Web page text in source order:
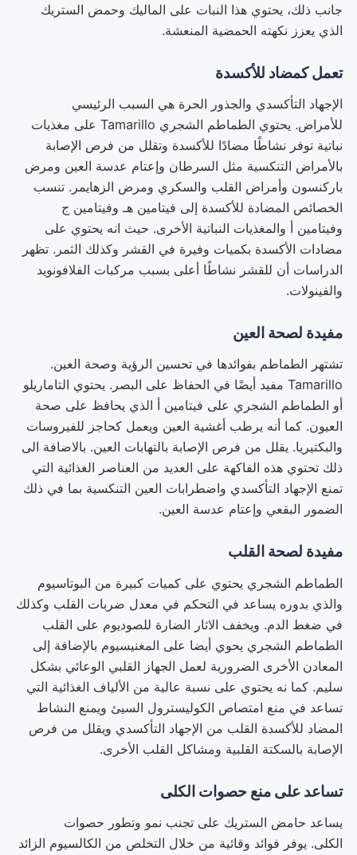
جانب ذلك، يحتوي هذا النبات على الماليك وحمض الستريك
الذي يعزز نكهته الحمضية المنعشة.
تعمل كمضاد للأكسدة
الإجهاد التأكسدي والجذور الحرة هي السبب الرئيسي
للأمراض. يحتوي الطماطم الشجري Tamarillo على مغذيات
نباتية توفر نشاطًا مضادًا للأكسدة وتقلل من فرص الإصابة
بالأمراض التنكسية مثل السرطان وإعتام عدسة العين ومرض
باركنسون وأمراض القلب والسكري ومرض الزهايمر. تنسب
الخصائص المضادة للأكسدة إلى فيتامين هـ وفيتامين ج
وفيتامين أ والمغذيات النباتية الأخرى. حيث انه يحتوي على
مضادات الأكسدة بكميات وفيرة في القشر وكذلك الثمر. تظهر
الدراسات أن للقشر نشاطًا أعلى بسبب مركبات الفلافونويد
والفينولات.
مفيدة لصحة العين
تشتهر الطماطم بفوائدها في تحسين الرؤية وصحة العين.
Tamarillo مفيد أيضًا في الحفاظ على البصر. يحتوي التاماريلو
أو الطماطم الشجري على فيتامين أ الذي يحافظ على صحة
العيون. كما أنه يرطب أغشية العين ويعمل كحاجز للفيروسات
والبكتيريا. يقلل من فرص الإصابة بالتهابات العين. بالاضافة الى
ذلك تحتوي هذه الفاكهة على العديد من العناصر الغذائية التي
تمنع الإجهاد التأكسدي واضطرابات العين التنكسية بما في ذلك
الضمور البقعي وإعتام عدسة العين.
مفيدة لصحة القلب
الطماطم الشجري يحتوي على كميات كبيرة من البوتاسيوم
والذي بدوره يساعد في التحكم في معدل ضربات القلب وكذلك
في ضغط الدم. ويخفف الاثار الضارة للصوديوم على القلب
الطماطم الشجري يحوي أيضا على المغنيسيوم بالإضافة إلى
المعادن الأخرى الضرورية لعمل الجهاز القلبي الوعائي بشكل
سليم. كما نه يحتوي على نسبة عالية من الألياف الغذائية التي
تساعد في منع امتصاص الكوليسترول السيئ ويمنع النشاط
المضاد للأكسدة القلب من الإجهاد التأكسدي ويقلل من فرص
الإصابة بالسكتة القلبية ومشاكل القلب الأخرى.
تساعد على منع حصوات الكلى
يساعد حامض الستريك على تجنب نمو وتطور حصوات
الكلى. يوفر فوائد وقائية من خلال التخلص من الكالسيوم الزائد